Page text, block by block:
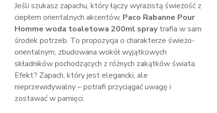
Jeśli szukasz zapachu, który łączy wyrazistą świeżość z
ciepłem orientalnych akcentów, Paco Rabanne Pour
Homme woda toaletowa 200ml spraytrafia w sam
środek potrzeb. To propozycja o charakterze świeżo-
orientalnym, zbudowana wokół wyjątkowych
składników pochodzących z różnych zakątków świata.
Efekt? Zapach, który jest elegancki, ale
nieprzewidywalny – potrafi przyciągać uwagę i
zostawać w pamięci.